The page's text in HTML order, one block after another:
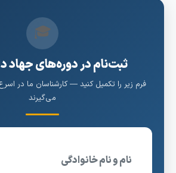
🎓
ثبت‌نام در دوره‌های جهاد
فرم زیر را تکمیل کنید — کارشناسان ما در اسرع
می‌گیرند
نام و نام خانوادگی